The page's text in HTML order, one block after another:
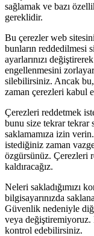
sağlamak ve bazı
gereklidir.
Bu çerezler web
bunların reddedilmesi
ayarlarınızı
engellenmesini
silebilirsiniz. Ancak
zaman çerezleri kabul
Çerezleri reddetmek
bunu size tekrar
saklamamıza izin
istediğiniz zaman
özgürsünüz. Çerezleri
kaldıracağız.
Neleri sakladığımızı
bilgisayarınızda
Güvenlik nedeniyle
veya değiştiremiyoruz.
kontrol edebilirsiniz.